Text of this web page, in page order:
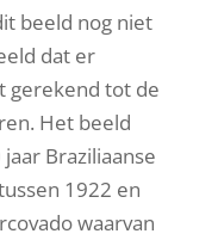
beeld nog niet
dat er
gerekend tot de
Het beeld
Braziliaanse
1922 en
waarvan